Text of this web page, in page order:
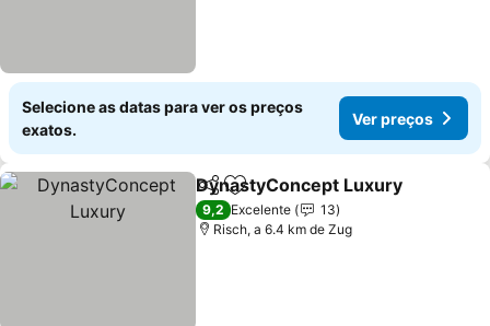
Selecione as datas para ver os preços
exatos.
Ver preços
PartilharAdicionar aos favoritos
DynastyConcept Luxury
9,2 Excelente
13
Risch, a 6.4 km de Zug